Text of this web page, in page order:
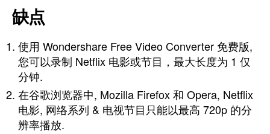
缺点
使用 Wondershare Free Video Converter 免费版,
您可以录制 Netflix 电影或节目，最大长度为 1 仅
分钟.
在谷歌浏览器中, Mozilla Firefox 和 Opera, Netflix
电影, 网络系列 & 电视节目只能以最高 720p 的分
辨率播放.